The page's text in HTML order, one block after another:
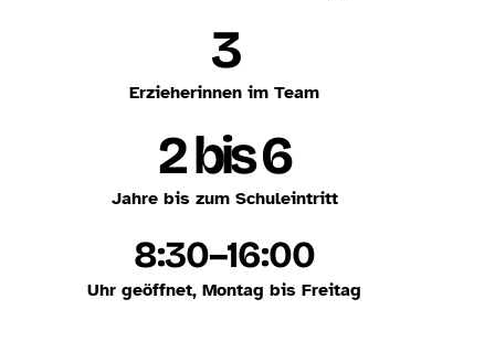
3
Erzieherinnen im Team
2 bis 6
Jahre bis zum Schuleintritt
8:30–16:00
Uhr geöffnet, Montag bis Freitag